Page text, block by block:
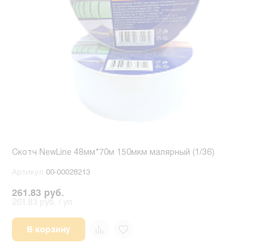
Скотч NewLine 48мм*70м 150мкм малярный (1/36)
Артикул 00-00028213
261.83 руб.
В корзину